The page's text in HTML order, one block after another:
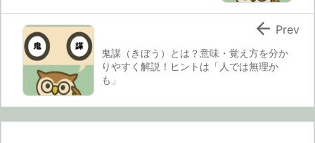
鬼謀（きぼう）とは？意味・覚え方を分か
りやすく解説！ヒントは「人では無理か
も」
 Prev